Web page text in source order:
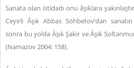
Sanata olan istidadı onu âşıklara
Ceyirli Âşık Abbas Söhbetov’dan
sonra bu yolda Âşık Şakir ve Âşık
(Namazov 2004: 158).